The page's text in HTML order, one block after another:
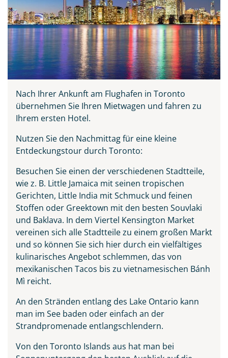
Nach Ihrer Ankunft am Flughafen in Toronto
übernehmen Sie Ihren Mietwagen und fahren zu
Ihrem ersten Hotel.
Nutzen Sie den Nachmittag für eine kleine
Entdeckungstour durch Toronto:
Besuchen Sie einen der verschiedenen Stadtteile,
wie z. B. Little Jamaica mit seinen tropischen
Gerichten, Little India mit Schmuck und feinen
Stoffen oder Greektown mit den besten Souvlaki
und Baklava. In dem Viertel Kensington Market
vereinen sich alle Stadtteile zu einem großen Markt
und so können Sie sich hier durch ein vielfältiges
kulinarisches Angebot schlemmen, das von
mexikanischen Tacos bis zu vietnamesischen Bánh
Mì reicht.
An den Stränden entlang des Lake Ontario kann
man im See baden oder einfach an der
Strandpromenade entlangschlendern.
Von den Toronto Islands aus hat man bei